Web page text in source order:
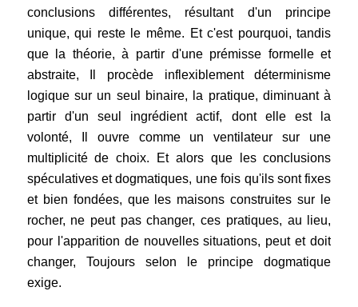
conclusions différentes, résultant d'un principe
unique, qui reste le même. Et c'est pourquoi, tandis
que la théorie, à partir d'une prémisse formelle et
abstraite, Il procède inflexiblement déterminisme
logique sur un seul binaire, la pratique, diminuant à
partir d'un seul ingrédient actif, dont elle est la
volonté, Il ouvre comme un ventilateur sur une
multiplicité de choix. Et alors que les conclusions
spéculatives et dogmatiques, une fois qu'ils sont fixes
et bien fondées, que les maisons construites sur le
rocher, ne peut pas changer, ces pratiques, au lieu,
pour l'apparition de nouvelles situations, peut et doit
changer, Toujours selon le principe dogmatique
exige.